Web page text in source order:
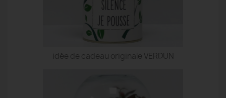
idée de cadeau originale VERDUN